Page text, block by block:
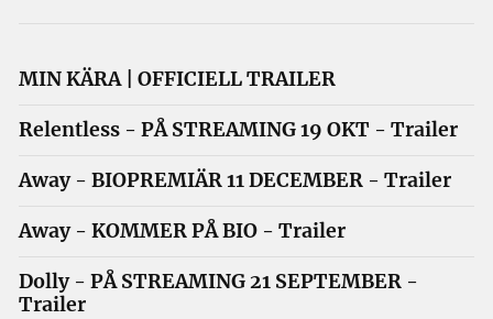
MIN KÄRA | OFFICIELL TRAILER
Relentless - PÅ STREAMING 19 OKT - Trailer
Away - BIOPREMIÄR 11 DECEMBER - Trailer
Away - KOMMER PÅ BIO - Trailer
Dolly - PÅ STREAMING 21 SEPTEMBER -
Trailer